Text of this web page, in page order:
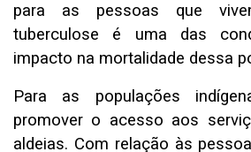
para as pessoas que
tuberculose é uma das
impacto na mortalidade dessa
Para as populações
promover o acesso aos
aldeias. Com relação às